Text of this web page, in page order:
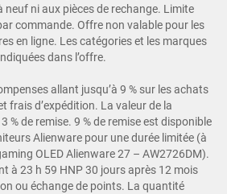
neuf ni aux pièces de rechange. Limite
commande. Offre non valable pour les
en ligne. Les catégories et les marques
dans l’offre.
allant jusqu’à 9 % sur les achats
frais d’expédition. La valeur de la
% de remise. 9 % de remise est disponible
Alienware pour une durée limitée (à
OLED Alienware 27 – AW2726DM).
à 23 h 59 HNP 30 jours après 12 mois
ou échange de points. La quantité